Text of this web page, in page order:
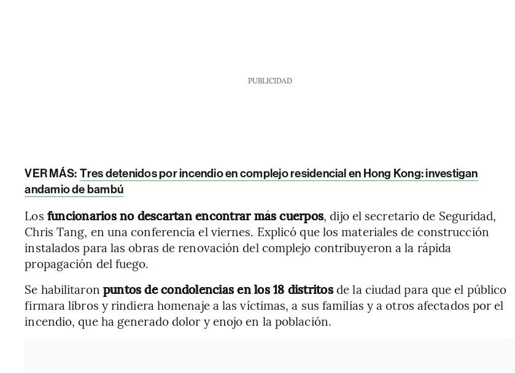
PUBLICIDAD
VER MÁS: Tres detenidos por incendio en complejo residencial en Hong Kong: investigan
andamio de bambú
Los funcionarios no descartan encontrar más cuerpos, dijo el secretario de Seguridad,
Chris Tang, en una conferencia el viernes. Explicó que los materiales de construcción
instalados para las obras de renovación del complejo contribuyeron a la rápida
propagación del fuego.
Se habilitaron puntos de condolencias en los 18 distritosde la ciudad para que el público
firmara libros y rindiera homenaje a las víctimas, a sus familias y a otros afectados por el
incendio, que ha generado dolor y enojo en la población.